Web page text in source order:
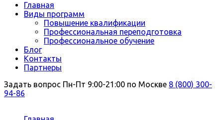
Главная
Виды программ
Повышение квалификации
Профессиональная переподготовка
Профессиональное обучение
Блог
Контакты
Партнеры
Задать вопрос Пн-Пт 9:00-21:00 по Москве 8 (800) 300-
94-86